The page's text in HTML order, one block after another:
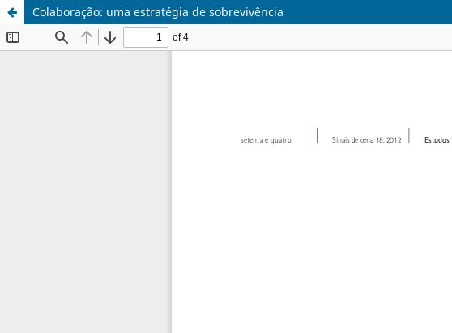
Colaboração: uma estratégia de sobrevivência